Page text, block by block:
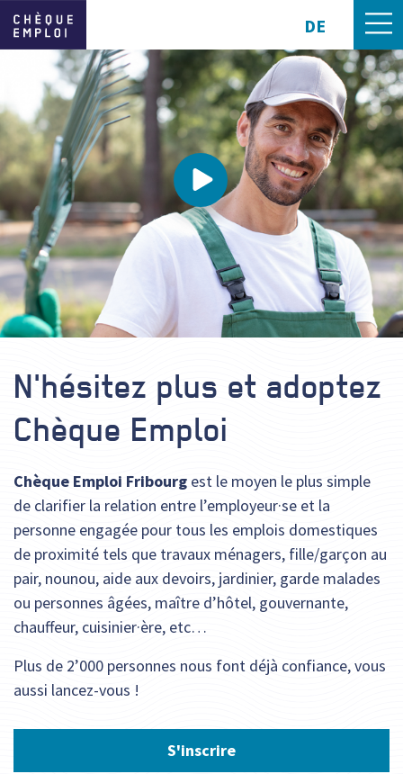
DE
N'hésitez plus et adoptez
Chèque Emploi
Chèque Emploi Fribourg est le moyen le plus simple
de clarifier la relation entre l’employeur·se et la
personne engagée pour tous les emplois domestiques
de proximité tels que travaux ménagers, fille/garçon au
pair, nounou, aide aux devoirs, jardinier, garde malades
ou personnes âgées, maître d’hôtel, gouvernante,
chauffeur, cuisinier·ère, etc…
Plus de 2’000 personnes nous font déjà confiance, vous
aussi lancez-vous !
S'inscrire